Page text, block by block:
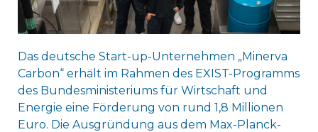
Das deutsche Start-up-Unternehmen „Minerva
Carbon“ erhält im Rahmen des EXIST-Programms
des Bundesministeriums für Wirtschaft und
Energie eine Förderung von rund 1,8 Millionen
Euro. Die Ausgründung aus dem Max-Planck-